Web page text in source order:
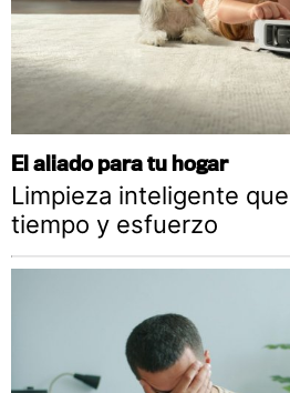
El aliado para tu hogar
Limpieza inteligente
tiempo y esfuerzo